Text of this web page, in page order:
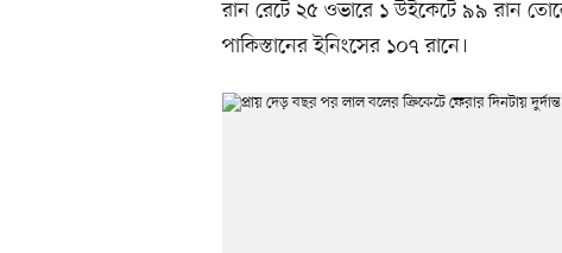
রান রেটে ২৫ ওভারে ১ উইকেটে ৯৯ রান
পাকিস্তানের ইনিংসের ১০৭ রানে।